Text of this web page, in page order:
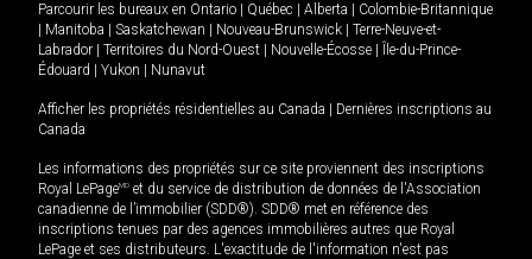
Parcourir les bureaux en Ontario Québec Alberta
Colombie-Britannique
Manitoba Saskatchewan Nouveau-Brunswick
Terre-Neuve-et-
Labrador
Territoires du Nord-Ouest Nouvelle-Écosse
Île-du-Prince-
Édouard
Yukon Nunavut
Afficher les propriétés résidentielles au Canada
Dernières inscriptions au
Canada
Les informations des propriétés sur ce site proviennent des inscriptions
Royal LePageMD et du service de distribution de données de l'Association
canadienne de l’immobilier (SDD®). SDD® met en référence des
inscriptions tenues par des agences immobilières autres que Royal
LePage et ses distributeurs. L'exactitude de l'information n'est pas